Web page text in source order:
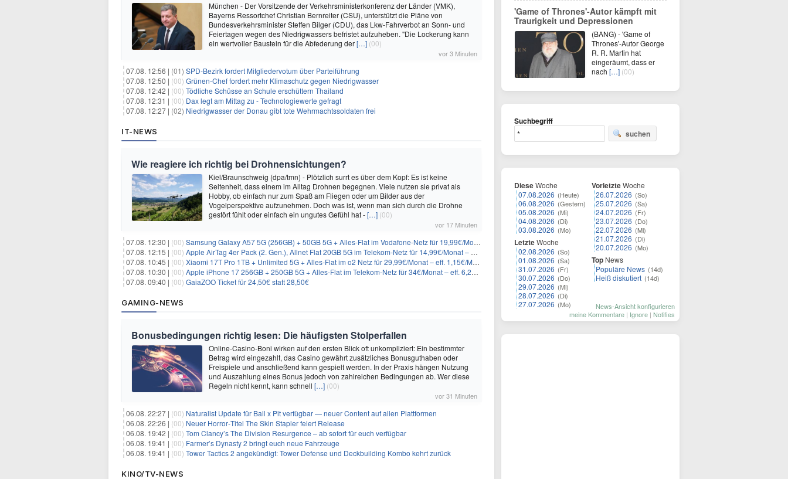
München - Der Vorsitzende der Verkehrsministerkonferenz der Länder (VMK),
Bayerns Ressortchef Christian Bernreiter (CSU), unterstützt die Pläne von
Bundesverkehrsminister Steffen Bilger (CDU), das Lkw-Fahrverbot an Sonn- und
Feiertagen wegen des Niedrigwassers befristet aufzuheben. "Die Lockerung kann
ein wertvoller Baustein für die Abfederung der[…] (00)
vor 3 Minuten
07.08. 12:56 | (01) SPD-Bezirk fordert Mitgliedervotum über Parteiführung
07.08. 12:50 | (00) Grünen-Chef fordert mehr Klimaschutz gegen Niedrigwasser
07.08. 12:42 | (00) Tödliche Schüsse an Schule erschüttern Thailand
07.08. 12:31 | (00) Dax legt am Mittag zu - Technologiewerte gefragt
07.08. 12:27 | (02) Niedrigwasser der Donau gibt tote Wehrmachtssoldaten frei
IT-NEWS
Wie reagiere ich richtig bei Drohnensichtungen?
Kiel/Braunschweig (dpa/tmn) - Plötzlich surrt es über dem Kopf: Es ist keine
Seltenheit, dass einem im Alltag Drohnen begegnen. Viele nutzen sie privat als
Hobby, ob einfach nur zum Spaß am Fliegen oder um Bilder aus der
Vogelperspektive aufzunehmen. Doch was ist, wenn man sich durch die Drohne
gestört fühlt oder einfach ein ungutes Gefühl hat -[…] (00)
vor 17 Minuten
07.08. 12:30 | (00) Samsung Galaxy A57 5G (256GB) + 50GB 5G + Alles-Flat im Vodafone-Netz für 19,99€/Monat – eff. 2,36€/Monat
07.08. 12:15 | (00) Apple AirTag 4er Pack (2. Gen.), Allnet Flat 20GB 5G im Telekom-Netz für 14,99€/Monat – eff. 2,07€/Monat
07.08. 10:45 | (00) Xiaomi 17T Pro 1TB + Unlimited 5G + Alles-Flat im o2 Netz für 29,99€/Monat – eff. 1,15€/Monat
07.08. 10:30 | (00) Apple iPhone 17 256GB + 250GB 5G + Alles-Flat im Telekom-Netz für 34€/Monat – eff. 6,29€/Monat
07.08. 09:40 | (00) GaiaZOO Ticket für 24,50€ statt 28,50€
GAMING-NEWS
Bonusbedingungen richtig lesen: Die häufigsten Stolperfallen
Online-Casino-Boni wirken auf den ersten Blick oft unkompliziert: Ein bestimmter
Betrag wird eingezahlt, das Casino gewährt zusätzliches Bonusguthaben oder
Freispiele und anschließend kann gespielt werden. In der Praxis hängen Nutzung
und Auszahlung eines Bonus jedoch von zahlreichen Bedingungen ab. Wer diese
Regeln nicht kennt, kann schnell […] (00)
vor 31 Minuten
06.08. 22:27 | (00) Naturalist Update für Ball x Pit verfügbar — neuer Content auf allen Plattformen
06.08. 22:26 | (00) Neuer Horror‑Titel The Skin Stapler feiert Release
06.08. 19:42 | (00) Tom Clancy’s The Division Resurgence – ab sofort für euch verfügbar
06.08. 19:41 | (00) Farmer’s Dynasty 2 bringt euch neue Fahrzeuge
06.08. 19:41 | (00) Tower Tactics 2 angekündigt: Tower Defense und Deckbuilding Kombo kehrt zurück
KINO/TV-NEWS
'Game of Thrones'-Autor kämpft mit
Traurigkeit und Depressionen
(BANG) - 'Game of
Thrones'-Autor George
R. R. Martin hat
eingeräumt, dass er
nach […] (00)
Suchbegriff
suchen
DieseWoche
07.08.2026 (Heute)
06.08.2026 (Gestern)
05.08.2026 (Mi)
04.08.2026 (Di)
03.08.2026 (Mo)
LetzteWoche
02.08.2026 (So)
01.08.2026 (Sa)
31.07.2026 (Fr)
30.07.2026 (Do)
29.07.2026 (Mi)
28.07.2026 (Di)
27.07.2026 (Mo)
VorletzteWoche
26.07.2026 (So)
25.07.2026 (Sa)
24.07.2026 (Fr)
23.07.2026 (Do)
22.07.2026 (Mi)
21.07.2026 (Di)
20.07.2026 (Mo)
Top News
Populäre News (14d)
Heiß diskutiert (14d)
News-Ansicht konfigurieren
meine Kommentare | Ignore | Notifies